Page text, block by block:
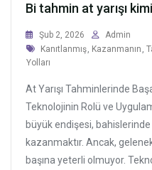
Bi tahmin at yarışı
Şub 2, 2026
Admin
Tags
Kanıtlanmış, Kazanmanın ,
Yolları
At Yarışı Tahminlerinde
Teknolojinin Rolü ve
büyük endişesi,
kazanmaktır. Ancak,
başına yeterli olmuyor.